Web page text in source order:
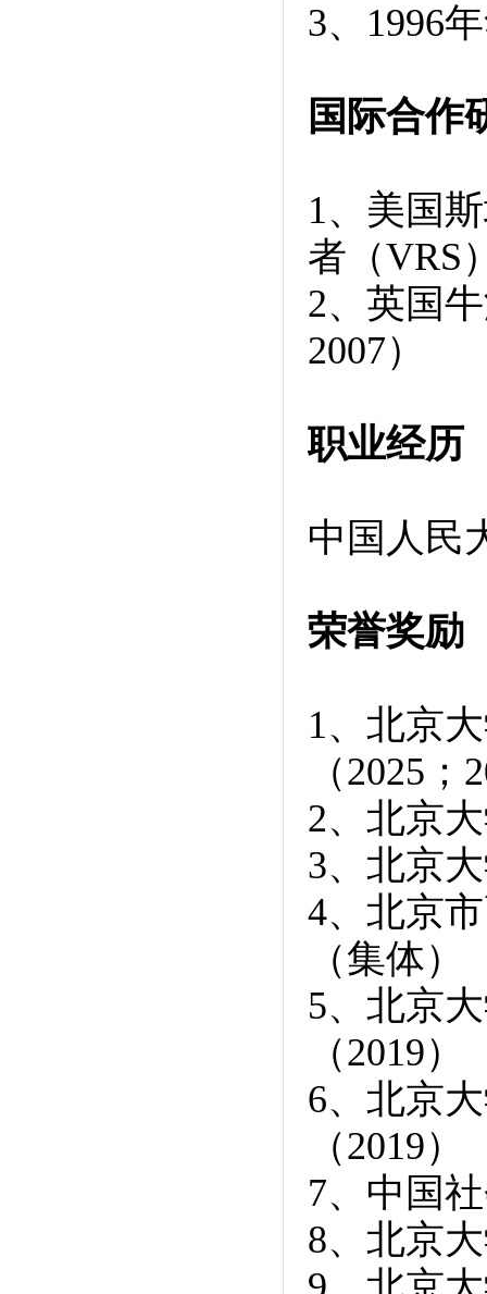
3、1996
国际合作
1、美国
者（VRS
2、英国
2007）
职业经历
中国人民
荣誉奖励
1、 北京
（2025；
2、 北京
3、 北京
4、 北京
（集体）
5、北京
（2019）
6、北京
（2019）
7、中国
8、北京